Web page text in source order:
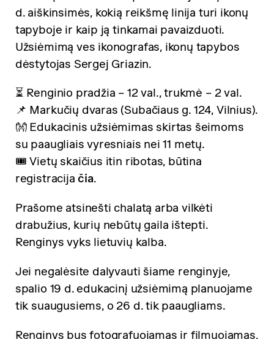
d. aiškinsimės, kokią reikšmę linija turi ikonų
tapyboje ir kaip ją tinkamai pavaizduoti.
Užsiėmimą ves ikonografas, ikonų tapybos
dėstytojas Sergej Griazin.
⏳ Renginio pradžia – 12 val., trukmė – 2 val.
📌 Markučių dvaras (Subačiaus g. 124, Vilnius).
👐 Edukacinis užsiėmimas skirtas šeimoms
su paaugliais vyresniais nei 11 metų.
🎟 Vietų skaičius itin ribotas, būtina
registracija čia.
Prašome atsinešti chalatą arba vilkėti
drabužius, kurių nebūtų gaila ištepti.
Renginys vyks lietuvių kalba.
Jei negalėsite dalyvauti šiame renginyje,
spalio 19 d. edukacinį užsiėmimą planuojame
tik suaugusiems, o 26 d. tik paaugliams.
Renginys bus fotografuojamas ir filmuojamas,